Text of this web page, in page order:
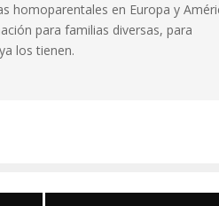
homoparentales en Europa y
para familias diversas, para
los tienen.